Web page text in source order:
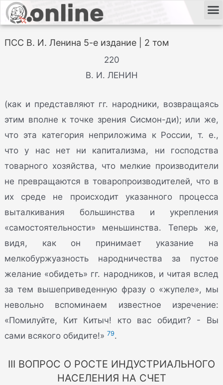
ПСС В. И. Ленина 5-е издание | 2 том
220
В. И. ЛЕНИН
(как и представляют гг. народники, возвращаясь
этим вполне к точке зрения Сисмон-ди); или же,
что эта категория неприложима к России, т. е.,
что у нас нет ни капитализма, ни господства
товарного хозяйства, что мелкие производители
не превращаются в товаропроизводителей, что в
их среде не происходит указанного процесса
выталкивания большинства и укрепления
«самостоятельности» меньшинства. Теперь же,
видя, как он принимает указание на
мелкобуржуазность народничества за пустое
желание «обидеть» гг. народников, и читая вслед
за тем вышеприведенную фразу о «жупеле», мы
невольно вспоминаем известное изречение:
«Помилуйте, Кит Китыч! кто вас обидит? - Вы
сами всякого обидите!» 79.
III ВОПРОС О РОСТЕ ИНДУСТРИАЛЬНОГО
НАСЕЛЕНИЯ НА СЧЕТ